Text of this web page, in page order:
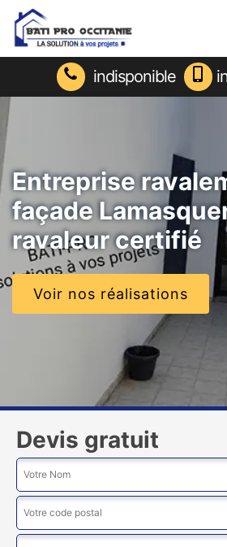
indisponible
Entreprise
façade
ravaleur certifié
Voir nos réalisations
Devis gratuit